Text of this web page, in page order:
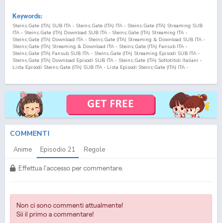
Keywords:
Steins;Gate (ITA) SUB ITA - Steins;Gate (ITA) ITA - Steins;Gate (ITA) Streaming SUB
ITA - Steins;Gate (ITA) Download SUB ITA - Steins;Gate (ITA) Streaming ITA -
Steins;Gate (ITA) Download ITA - Steins;Gate (ITA) Streaming & Download SUB ITA -
Steins;Gate (ITA) Streaming & Download ITA - Steins;Gate (ITA) Fansub ITA -
Steins;Gate (ITA) Fansub SUB ITA - Steins;Gate (ITA) Streaming Episodi SUB ITA -
Steins;Gate (ITA) Download Episodi SUB ITA - Steins;Gate (ITA) Sottotitoli Italiani -
Lista Episodi Steins;Gate (ITA) SUB ITA - Lista Episodi Steins;Gate (ITA) ITA -
Download Episodio
ITA
COMMENTI
Anime Episodio 21 Regole
Effettua l'accesso per commentare.
Non ci sono commenti attualmente!
Sii il primo a commentare!